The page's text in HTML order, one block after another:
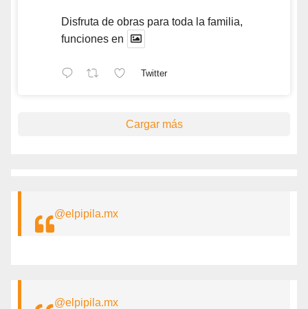
Disfruta de obras para toda la familia,
funciones en
Twitter
Cargar más
@elpipila.mx
@elpipila.mx